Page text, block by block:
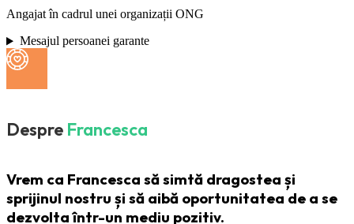
Angajat în cadrul unei organizații ONG
Mesajul persoanei garante
Despre Francesca
Vrem ca Francesca să simtă dragostea și
sprijinul nostru și să aibă oportunitatea de a se
dezvolta într-un mediu pozitiv.